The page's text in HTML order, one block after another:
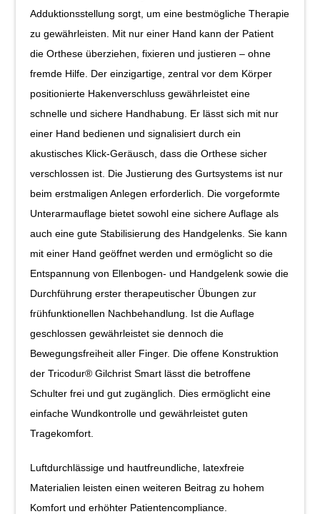
Adduktionsstellung sorgt, um eine bestmögliche Therapie
zu gewährleisten. Mit nur einer Hand kann der Patient
die Orthese überziehen, fixieren und justieren – ohne
fremde Hilfe. Der einzigartige, zentral vor dem Körper
positionierte Hakenverschluss gewährleistet eine
schnelle und sichere Handhabung. Er lässt sich mit nur
einer Hand bedienen und signalisiert durch ein
akustisches Klick-Geräusch, dass die Orthese sicher
verschlossen ist. Die Justierung des Gurtsystems ist nur
beim erstmaligen Anlegen erforderlich. Die vorgeformte
Unterarmauflage bietet sowohl eine sichere Auflage als
auch eine gute Stabilisierung des Handgelenks. Sie kann
mit einer Hand geöffnet werden und ermöglicht so die
Entspannung von Ellenbogen- und Handgelenk sowie die
Durchführung erster therapeutischer Übungen zur
frühfunktionellen Nachbehandlung. Ist die Auflage
geschlossen gewährleistet sie dennoch die
Bewegungsfreiheit aller Finger. Die offene Konstruktion
der Tricodur® Gilchrist Smart lässt die betroffene
Schulter frei und gut zugänglich. Dies ermöglicht eine
einfache Wundkontrolle und gewährleistet guten
Tragekomfort.
Luftdurchlässige und hautfreundliche, latexfreie
Materialien leisten einen weiteren Beitrag zu hohem
Komfort und erhöhter Patientencompliance.